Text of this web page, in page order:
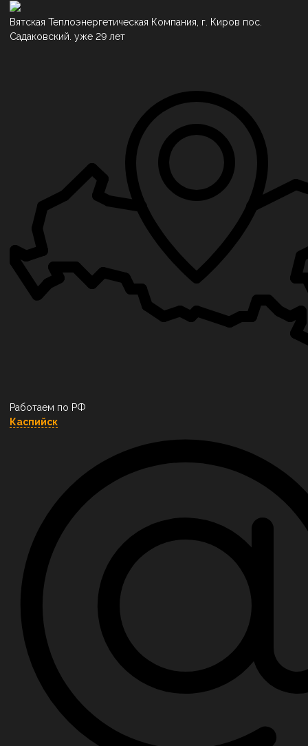
Вятская Теплоэнергетическая Компания, г. Киров пос.
Садаковский. уже 29 лет
Работаем по РФ
Каспийск